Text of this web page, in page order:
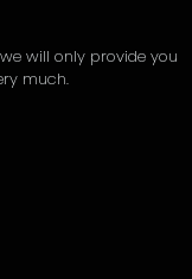
will only provide you
much.